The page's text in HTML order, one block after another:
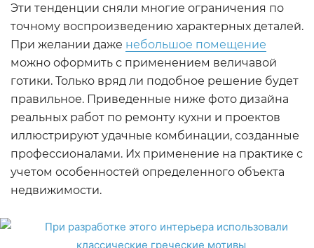
Эти тенденции сняли многие ограничения по
точному воспроизведению характерных деталей.
При желании даже небольшое помещение
можно оформить с применением величавой
готики. Только вряд ли подобное решение будет
правильное. Приведенные ниже фото дизайна
реальных работ по ремонту кухни и проектов
иллюстрируют удачные комбинации, созданные
профессионалами. Их применение на практике с
учетом особенностей определенного объекта
недвижимости.